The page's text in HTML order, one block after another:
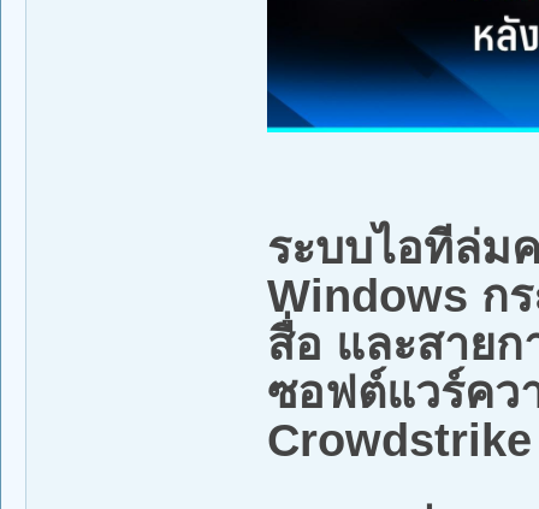
ระบบไอทีล่ม
Windows ก
สื่อ และสายก
ซอฟต์แวร์คว
Crowdstrike